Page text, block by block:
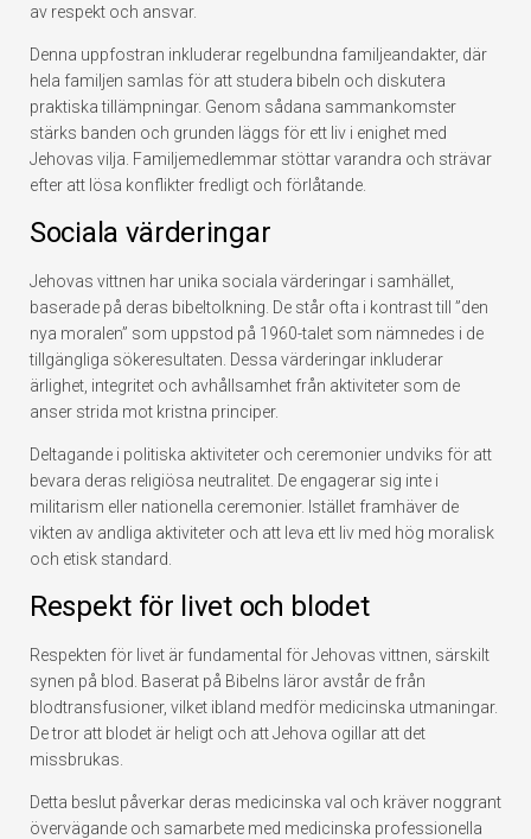
av respekt och ansvar.
Denna uppfostran inkluderar regelbundna familjeandakter, där
hela familjen samlas för att studera bibeln och diskutera
praktiska tillämpningar. Genom sådana sammankomster
stärks banden och grunden läggs för ett liv i enighet med
Jehovas vilja. Familjemedlemmar stöttar varandra och strävar
efter att lösa konflikter fredligt och förlåtande.
Sociala värderingar
Jehovas vittnen har unika sociala värderingar i samhället,
baserade på deras bibeltolkning. De står ofta i kontrast till ”den
nya moralen” som uppstod på 1960-talet som nämnedes i de
tillgängliga sökeresultaten. Dessa värderingar inkluderar
ärlighet, integritet och avhållsamhet från aktiviteter som de
anser strida mot kristna principer.
Deltagande i politiska aktiviteter och ceremonier undviks för att
bevara deras religiösa neutralitet. De engagerar sig inte i
militarism eller nationella ceremonier. Istället framhäver de
vikten av andliga aktiviteter och att leva ett liv med hög moralisk
och etisk standard.
Respekt för livet och blodet
Respekten för livet är fundamental för Jehovas vittnen, särskilt
synen på blod. Baserat på Bibelns läror avstår de från
blodtransfusioner, vilket ibland medför medicinska utmaningar.
De tror att blodet är heligt och att Jehova ogillar att det
missbrukas.
Detta beslut påverkar deras medicinska val och kräver noggrant
övervägande och samarbete med medicinska professionella